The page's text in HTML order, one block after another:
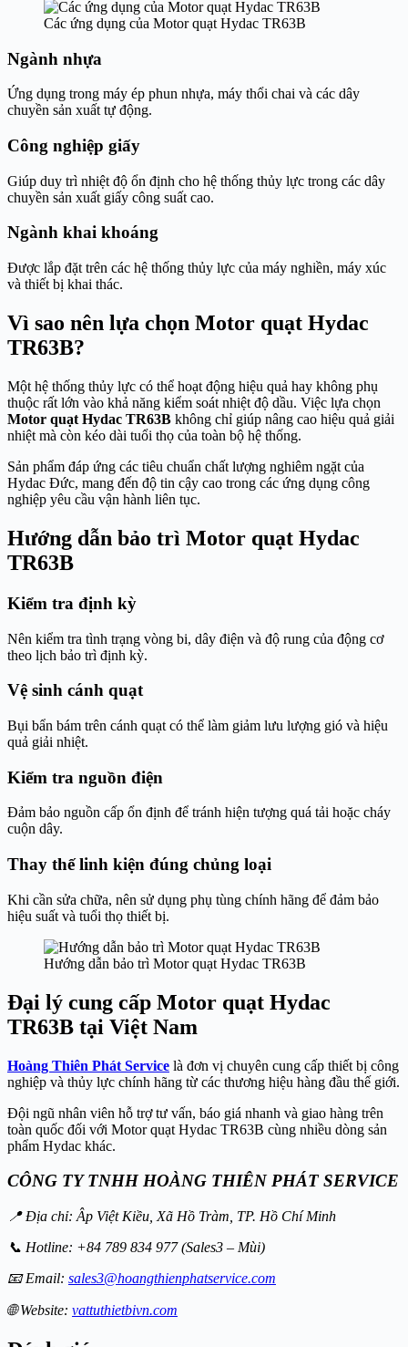
Các ứng dụng của Motor quạt Hydac TR63B
Ngành nhựa
Ứng dụng trong máy ép phun nhựa, máy thổi chai và các dây
chuyền sản xuất tự động.
Công nghiệp giấy
Giúp duy trì nhiệt độ ổn định cho hệ thống thủy lực trong các dây
chuyền sản xuất giấy công suất cao.
Ngành khai khoáng
Được lắp đặt trên các hệ thống thủy lực của máy nghiền, máy xúc
và thiết bị khai thác.
Vì sao nên lựa chọn Motor quạt Hydac
TR63B?
Một hệ thống thủy lực có thể hoạt động hiệu quả hay không phụ
thuộc rất lớn vào khả năng kiểm soát nhiệt độ dầu. Việc lựa chọn
Motor quạt Hydac TR63B không chỉ giúp nâng cao hiệu quả giải
nhiệt mà còn kéo dài tuổi thọ của toàn bộ hệ thống.
Sản phẩm đáp ứng các tiêu chuẩn chất lượng nghiêm ngặt của
Hydac Đức, mang đến độ tin cậy cao trong các ứng dụng công
nghiệp yêu cầu vận hành liên tục.
Hướng dẫn bảo trì Motor quạt Hydac
TR63B
Kiểm tra định kỳ
Nên kiểm tra tình trạng vòng bi, dây điện và độ rung của động cơ
theo lịch bảo trì định kỳ.
Vệ sinh cánh quạt
Bụi bẩn bám trên cánh quạt có thể làm giảm lưu lượng gió và hiệu
quả giải nhiệt.
Kiểm tra nguồn điện
Đảm bảo nguồn cấp ổn định để tránh hiện tượng quá tải hoặc cháy
cuộn dây.
Thay thế linh kiện đúng chủng loại
Khi cần sửa chữa, nên sử dụng phụ tùng chính hãng để đảm bảo
hiệu suất và tuổi thọ thiết bị.
Hướng dẫn bảo trì Motor quạt Hydac TR63B
Đại lý cung cấp Motor quạt Hydac
TR63B tại Việt Nam
Hoàng Thiên Phát Service là đơn vị chuyên cung cấp thiết bị công
nghiệp và thủy lực chính hãng từ các thương hiệu hàng đầu thế giới.
Đội ngũ nhân viên hỗ trợ tư vấn, báo giá nhanh và giao hàng trên
toàn quốc đối với Motor quạt Hydac TR63B cùng nhiều dòng sản
phẩm Hydac khác.
CÔNG TY TNHH HOÀNG THIÊN PHÁT SERVICE
📍 Địa chỉ: Âp Việt Kiều, Xã Hồ Tràm, TP. Hồ Chí Minh
📞 Hotline: +84 789 834 977 (Sales3 – Mùi)
📧 Email: sales3@hoangthienphatservice.com
🌐 Website: vattuthietbivn.com